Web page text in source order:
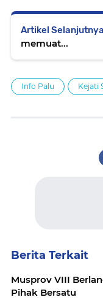
Artikel Selanjutnya
memuat...
Info Palu Kejati
Berita Terkait
Musprov VIII
Pihak Bersatu